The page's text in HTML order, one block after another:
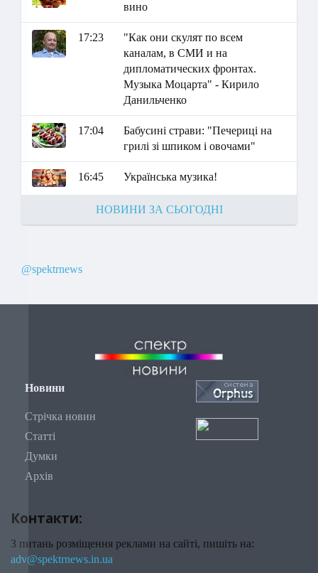
вино
17:23
"Как они скулят по всем
каналам, в СМИ и на
дипломатических фронтах.
Музыка Моцарта" - Кирило
Данильченко
17:04
Бабусині страви: "Печериці на
грилі зі шпиком і овочами"
16:45 Українська музика!
НОВИНИ ЗА СЬОГОДНІ
@spektrnews
Новини
Стрічка новин
Статті
Думки
Архів
Контакти:
З питань розміщення реклами на сайті, пишіть на:
adv@spektrnews.in.ua